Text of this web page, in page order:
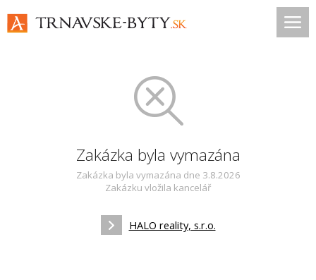
Zakázka byla vymazána
Zakázka byla vymazána dne 3.8.2026
Zakázku vložila kancelář
HALO reality, s.r.o.